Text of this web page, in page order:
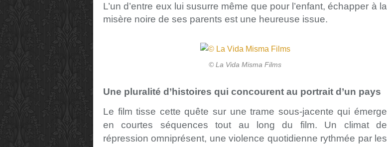
L’un d’entre eux lui susurre même que pour l’enfant, échapper à la
misère noire de ses parents est une heureuse issue.
© La Vida Misma Films
Une pluralité d’histoires qui concourent au portrait d’un pays
Le film tisse cette quête sur une trame sous-jacente qui émerge
en courtes séquences tout au long du film. Un climat de
répression omniprésent, une violence quotidienne rythmée par les